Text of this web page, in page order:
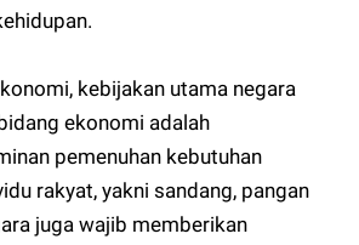
kebijakan utama negara
ekonomi adalah
pemenuhan kebutuhan
rakyat, yakni sandang, pangan
juga wajib memberikan